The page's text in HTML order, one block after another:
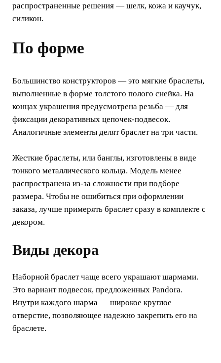
распространенные решения — шелк, кожа и каучук,
силикон.
По форме
Большинство конструкторов — это мягкие браслеты,
выполненные в форме толстого полого снейка. На
концах украшения предусмотрена резьба — для
фиксации декоративных цепочек-подвесок.
Аналогичные элементы делят браслет на три части.
Жесткие браслеты, или банглы, изготовлены в виде
тонкого металлического кольца. Модель менее
распространена из-за сложности при подборе
размера. Чтобы не ошибиться при оформлении
заказа, лучше примерять браслет сразу в комплекте с
декором.
Виды декора
Наборной браслет чаще всего украшают шармами.
Это вариант подвесок, предложенных Pandora.
Внутри каждого шарма — широкое круглое
отверстие, позволяющее надежно закрепить его на
браслете.